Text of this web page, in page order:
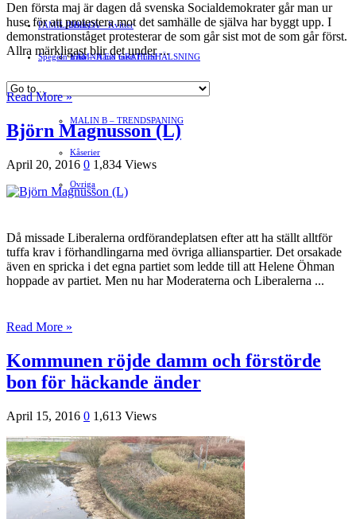
Jenny A – Kvitter
Yrsa – Hand med Hund
MALIN B – TRENDSPANING
Kåserier
Ovriga
FAMILJEBILD »
LÄMNA EN GRATTISHÄLSNING
Spegeln Info
Den första maj är dagen då svenska Socialdemokrater går man ur
huse för att protestera mot det samhälle de själva har byggt upp. I
demonstrationståget protesterar de som går sist mot de som går först.
Allra märkligast blir det under ...
Read More »
Björn Magnusson (L)
April 20, 2016 0 1,834 Views
Då missade Liberalerna ordförandeplatsen efter att ha ställt alltför
tuffa krav i förhandlingarna med övriga allianspartier. Det orsakade
även en spricka i det egna partiet som ledde till att Helene Öhman
hoppade av partiet. Men nu har Moderaterna och Liberalerna ...
Read More »
Kommunen röjde damm och förstörde
bon för häckande änder
April 15, 2016 0 1,613 Views